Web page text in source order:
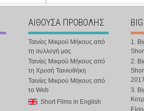
ΑΙΘΟΥΣΑ ΠΡΟΒΟΛΗΣ
Ταινίες Μικρού Μήκους από
τη συλλογή μας
Ταινίες Μικρού Μήκους από
τη Χρυσή Ταινιοθήκη
Ταινίες Μικρού Μήκους από
το Web
Short Films in English
1.
2.
3.